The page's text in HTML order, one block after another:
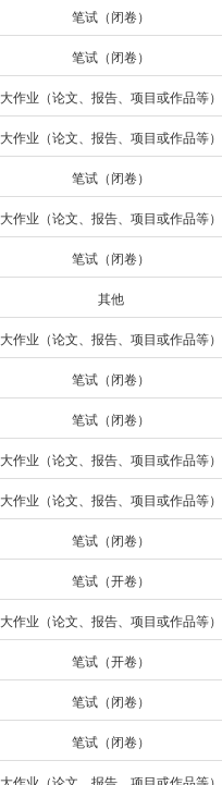
笔试（闭卷）
笔试（闭卷）
大作业（论文、报告、项目或作品等）
大作业（论文、报告、项目或作品等）
笔试（闭卷）
大作业（论文、报告、项目或作品等）
笔试（闭卷）
其他
大作业（论文、报告、项目或作品等）
笔试（闭卷）
笔试（闭卷）
大作业（论文、报告、项目或作品等）
大作业（论文、报告、项目或作品等）
笔试（闭卷）
笔试（开卷）
大作业（论文、报告、项目或作品等）
笔试（开卷）
笔试（闭卷）
笔试（闭卷）
大作业（论文、报告、项目或作品等）